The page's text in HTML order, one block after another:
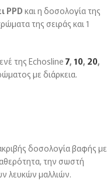
PPDκαι η δοσολογία της
της σειράς και 1
της Echosline 7, 10, 20,
με διάρκεια.
δοσολογία βαφής με
την σωστή
λευκών μαλλιών.